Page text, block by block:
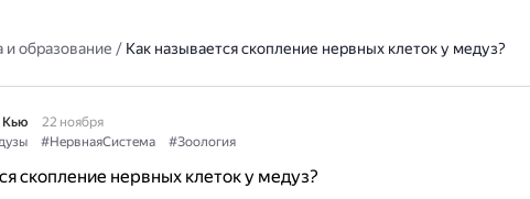
и образование / Как называется скопление нервных клеток у медуз?
Кью
22 ноября
#НервнаяСистема #Зоология
скопление нервных клеток у медуз?